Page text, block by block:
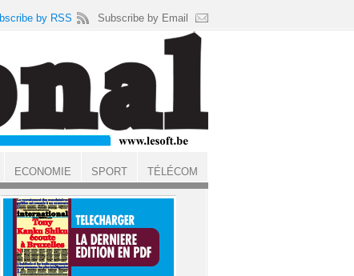
by RSS Subscribe by Email
ECONOMIE SPORT TÉLÉCOM